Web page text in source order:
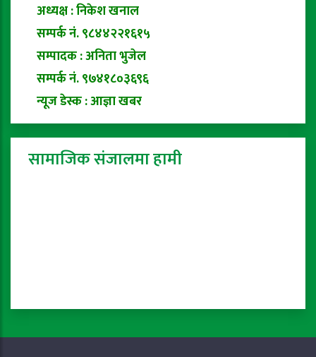
अध्यक्ष : निकेश खनाल
सम्पर्क नं. ९८४४२२१६१५
सम्पादक : अनिता भुजेल
सम्पर्क नं. ९७४१८०३६९६
न्यूज डेस्क : आज्ञा खबर
सामाजिक संजालमा हामी